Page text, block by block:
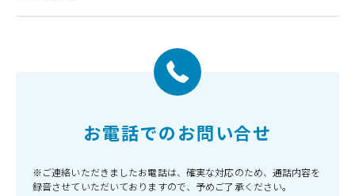
お電話でのお問い合せ
※ご連絡いただきましたお電話は、確実な対応のため、通話内容を
録音させていただいておりますので、予めご了承ください。